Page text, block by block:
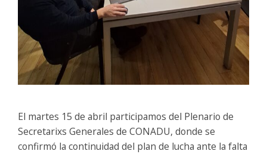
El martes 15 de abril participamos del Plenario de
Secretarixs Generales de CONADU, donde se
confirmó la continuidad del plan de lucha ante la falta